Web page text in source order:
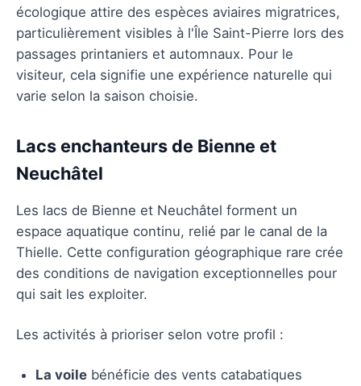
écologique attire des espèces aviaires migratrices,
particulièrement visibles à l'Île Saint-Pierre lors des
passages printaniers et automnaux. Pour le
visiteur, cela signifie une expérience naturelle qui
varie selon la saison choisie.
Lacs enchanteurs de Bienne et
Neuchâtel
Les lacs de Bienne et Neuchâtel forment un
espace aquatique continu, relié par le canal de la
Thielle. Cette configuration géographique rare crée
des conditions de navigation exceptionnelles pour
qui sait les exploiter.
Les activités à prioriser selon votre profil :
La voile bénéficie des vents catabatiques